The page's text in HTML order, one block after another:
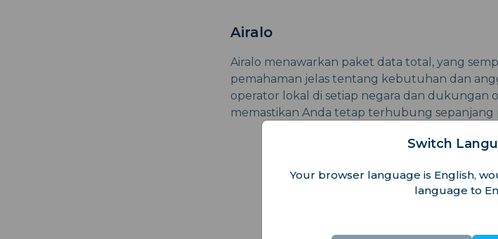
Airalo
Airalo menawarkan paket data total, yang
pemahaman jelas tentang kebutuhan dan
operator lokal di setiap negara dan dukungan
memastikan Anda tetap terhubung sepanjang
Switch
Your browser language is English,
language to